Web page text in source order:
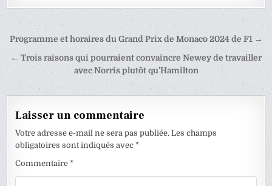
Navigation
de
Programme et horaires du Grand Prix de Monaco 2024 de F1 →
← Trois raisons qui pourraient convaincre Newey de travailler
avec Norris plutôt qu’Hamilton
Laisser un commentaire
Votre adresse e-mail ne sera pas publiée. Les champs
obligatoires sont indiqués avec*
Commentaire*